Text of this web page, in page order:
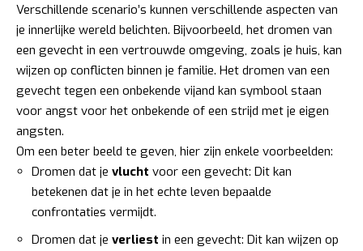
Verschillende scenario’s kunnen verschillende aspecten van
je innerlijke wereld belichten. Bijvoorbeeld, het dromen van
een gevecht in een vertrouwde omgeving, zoals je huis, kan
wijzen op conflicten binnen je familie. Het dromen van een
gevecht tegen een onbekende vijand kan symbool staan
voor angst voor het onbekende of een strijd met je eigen
angsten.
Om een beter beeld te geven, hier zijn enkele voorbeelden:
Dromen dat je vlucht voor een gevecht: Dit kan
betekenen dat je in het echte leven bepaalde
confrontaties vermijdt.
Dromen dat je verliest in een gevecht: Dit kan wijzen op